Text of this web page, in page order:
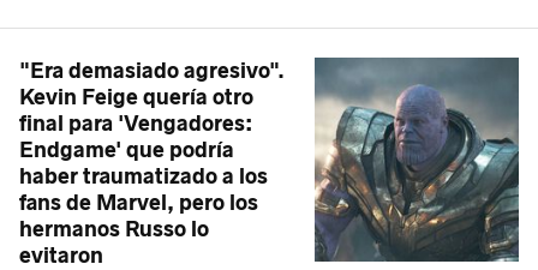
"Era demasiado agresivo".
Kevin Feige quería otro
final para 'Vengadores:
Endgame' que podría
haber traumatizado a los
fans de Marvel, pero los
hermanos Russo lo
evitaron